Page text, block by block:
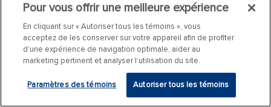
Pour vous offrir une meilleure expérience
En cliquant sur « Autoriser tous les témoins », vous
acceptez de les conserver sur votre appareil afin de profiter
d’une expérience de navigation optimale, aider au
marketing pertinent et analyser l’utilisation du site.
Paramètres des témoins Autoriser tous les témoins